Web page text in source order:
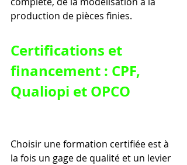
production de pièces finies.
Certifications et
financement : CPF,
Qualiopi et OPCO
Choisir une formation certifiée est à
la fois un gage de qualité et un levier